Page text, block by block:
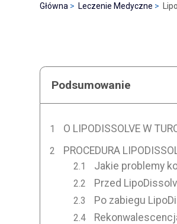
Główna Leczenie Medyczne
Podsumowanie
O LIPODISSOLVE W
PROCEDURA
Jakie problemy
Przed
Po zabiegu